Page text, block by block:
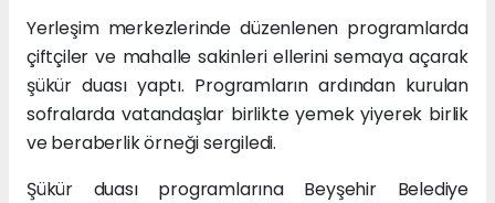
Yerleşim merkezlerinde düzenlenen programlarda
çiftçiler ve mahalle sakinleri ellerini semaya açarak
şükür duası yaptı. Programların ardından kurulan
sofralarda vatandaşlar birlikte yemek yiyerek birlik
ve beraberlik örneği sergiledi.
Şükür duası programlarına Beyşehir Belediye